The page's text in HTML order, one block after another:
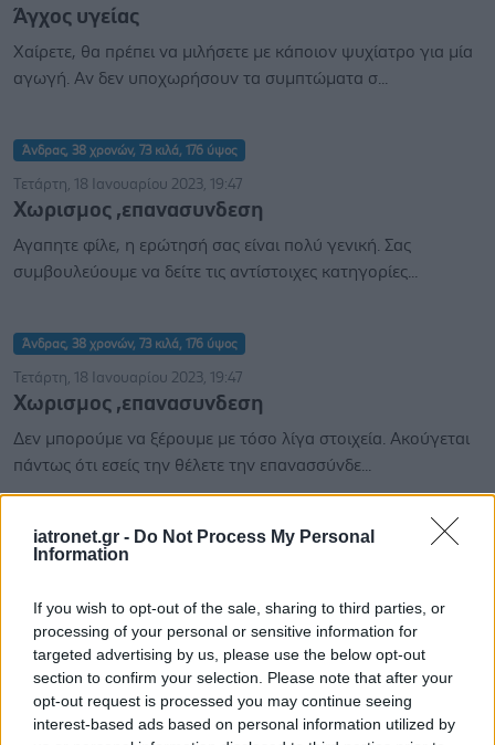
iatronet.gr - Do Not Process My Personal
Information
If you wish to opt-out of the sale, sharing to third parties, or
processing of your personal or sensitive information for
targeted advertising by us, please use the below opt-out
section to confirm your selection. Please note that after your
opt-out request is processed you may continue seeing
interest-based ads based on personal information utilized by
Άγχος υγείας
Χαίρετε, θα πρέπει να μιλήσετε με κάποιον ψυχίατρο για μία
αγωγή. Αν δεν υποχωρήσουν τα συμπτώματα σ...
Άνδρας, 38 χρονών, 73 κιλά, 176 ύψος
Τετάρτη, 18 Ιανουαρίου 2023, 19:47
Χωρισμος ,επανασυνδεση
Αγαπητε φίλε, η ερώτησή σας είναι πολύ γενική. Σας
συμβουλεύουμε να δείτε τις αντίστοιχες κατηγορίες...
Άνδρας, 38 χρονών, 73 κιλά, 176 ύψος
Τετάρτη, 18 Ιανουαρίου 2023, 19:47
Χωρισμος ,επανασυνδεση
Δεν μπορούμε να ξέρουμε με τόσο λίγα στοιχεία. Ακούγεται
πάντως ότι εσείς την θέλετε την επανασσύνδε...
1 2 3 4 5 ...